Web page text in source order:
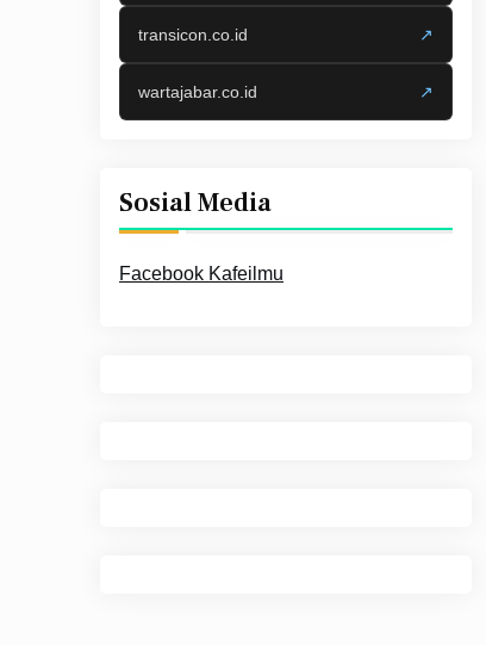
transicon.co.id ↗
wartajabar.co.id ↗
Sosial Media
Facebook Kafeilmu